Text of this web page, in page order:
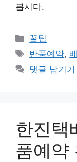
봅시다.
카
테
리
꿀팁
태
그
반품예약,
댓글 남기기
한진택
품예약